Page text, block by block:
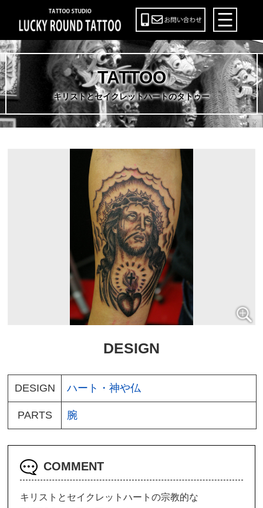
TATTOO
キリストとセイクレットハートのタトゥー
DESIGN
DESIGN ハート 神や仏
PARTS 腕
COMMENT
キリストとセイクレットハートの宗教的な